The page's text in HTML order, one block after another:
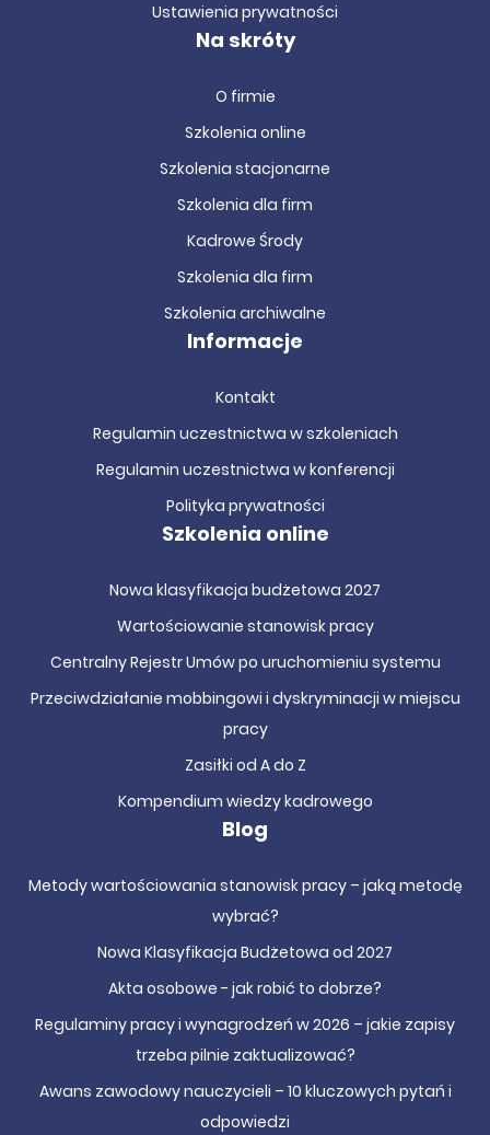
Ustawienia prywatności
Na skróty
O firmie
Szkolenia online
Szkolenia stacjonarne
Szkolenia dla firm
Kadrowe Środy
Szkolenia dla firm
Szkolenia archiwalne
Informacje
Kontakt
Regulamin uczestnictwa w szkoleniach
Regulamin uczestnictwa w konferencji
Polityka prywatności
Szkolenia online
Nowa klasyfikacja budżetowa 2027
Wartościowanie stanowisk pracy
Centralny Rejestr Umów po uruchomieniu systemu
Przeciwdziałanie mobbingowi i dyskryminacji w miejscu
pracy
Zasiłki od A do Z
Kompendium wiedzy kadrowego
Blog
Metody wartościowania stanowisk pracy – jaką metodę
wybrać?
Nowa Klasyfikacja Budżetowa od 2027
Akta osobowe - jak robić to dobrze?
Regulaminy pracy i wynagrodzeń w 2026 – jakie zapisy
trzeba pilnie zaktualizować?
Awans zawodowy nauczycieli – 10 kluczowych pytań i
odpowiedzi